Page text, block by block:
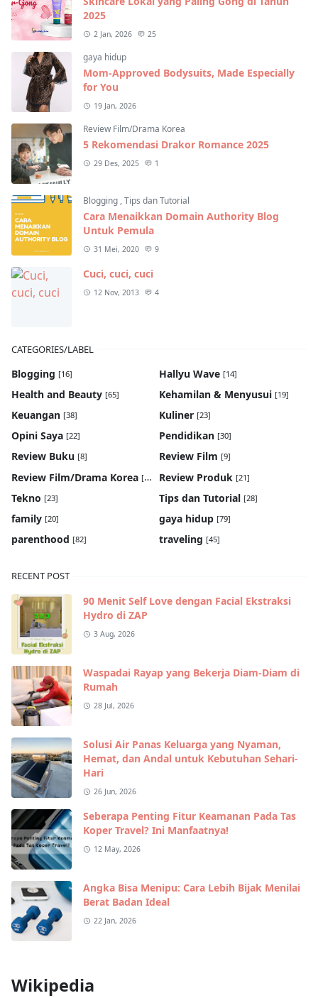
2025
2 Jan, 2026 25
gaya hidup
Mom-Approved Bodysuits, Made Especially
for You
19 Jan, 2026
Review Film/Drama Korea
5 Rekomendasi Drakor Romance 2025
29 Des, 2025 1
Blogging ,Tips dan Tutorial
Cara Menaikkan Domain Authority Blog
Untuk Pemula
31 Mei, 2020 9
Cuci, cuci, cuci
12 Nov, 2013 4
CATEGORIES/LABEL
Blogging [16] Hallyu Wave [14]
Health and Beauty [65] Kehamilan & Menyusui [19]
Keuangan [38] Kuliner [23]
Opini Saya [22] Pendidikan [30]
Review Buku [8] Review Film [9]
Review Film/Drama Korea [22] Review Produk [21]
Tekno [23] Tips dan Tutorial [28]
family [20] gaya hidup [79]
parenthood [82] traveling [45]
RECENT POST
90 Menit Self Love dengan Facial Ekstraksi
Hydro di ZAP
3 Aug, 2026
Waspadai Rayap yang Bekerja Diam-Diam di
Rumah
28 Jul, 2026
Solusi Air Panas Keluarga yang Nyaman,
Hemat, dan Andal untuk Kebutuhan Sehari-
Hari
26 Jun, 2026
Seberapa Penting Fitur Keamanan Pada Tas
Koper Travel? Ini Manfaatnya!
12 May, 2026
Angka Bisa Menipu: Cara Lebih Bijak Menilai
Berat Badan Ideal
22 Jan, 2026
Wikipedia